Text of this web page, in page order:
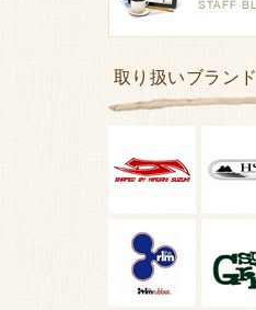
取り扱いブランド